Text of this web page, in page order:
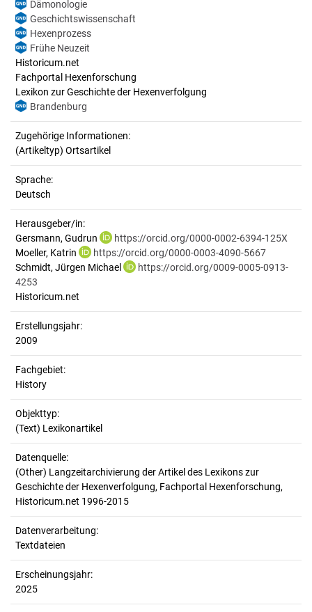
Dämonologie
Geschichtswissenschaft
Hexenprozess
Frühe Neuzeit
Historicum.net
Fachportal Hexenforschung
Lexikon zur Geschichte der Hexenverfolgung
Brandenburg
Zugehörige Informationen:
(Artikeltyp) Ortsartikel
Sprache:
Deutsch
Herausgeber/in:
Gersmann, Gudrun
https://orcid.org/0000-0002-6394-125X
Moeller, Katrin
https://orcid.org/0000-0003-4090-5667
Schmidt, Jürgen Michael
https://orcid.org/0009-0005-0913-
4253
Historicum.net
Erstellungsjahr:
2009
Fachgebiet:
History
Objekttyp:
(Text) Lexikonartikel
Datenquelle:
(Other) Langzeitarchivierung der Artikel des Lexikons zur
Geschichte der Hexenverfolgung, Fachportal Hexenforschung,
Historicum.net 1996-2015
Datenverarbeitung:
Textdateien
Erscheinungsjahr:
2025